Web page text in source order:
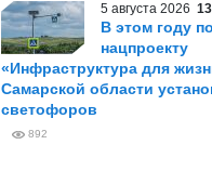
5 августа 2026
В этом году по
нацпроекту
«Инфраструктура для
Самарской области
светофоров
892